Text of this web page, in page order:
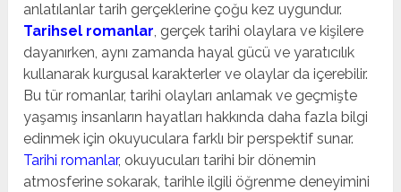
anlatılanlar tarih gerçeklerine çoğu kez uygundur.
Tarihsel romanlar, gerçek tarihi olaylara ve kişilere
dayanırken, aynı zamanda hayal gücü ve yaratıcılık
kullanarak kurgusal karakterler ve olaylar da içerebilir.
Bu tür romanlar, tarihi olayları anlamak ve geçmişte
yaşamış insanların hayatları hakkında daha fazla bilgi
edinmek için okuyuculara farklı bir perspektif sunar.
Tarihi romanlar, okuyucuları tarihi bir dönemin
atmosferine sokarak, tarihle ilgili öğrenme deneyimini